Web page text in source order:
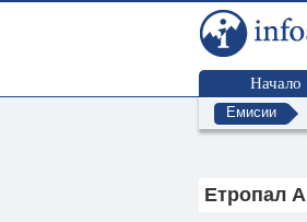
Начало
Емисии
Етропал